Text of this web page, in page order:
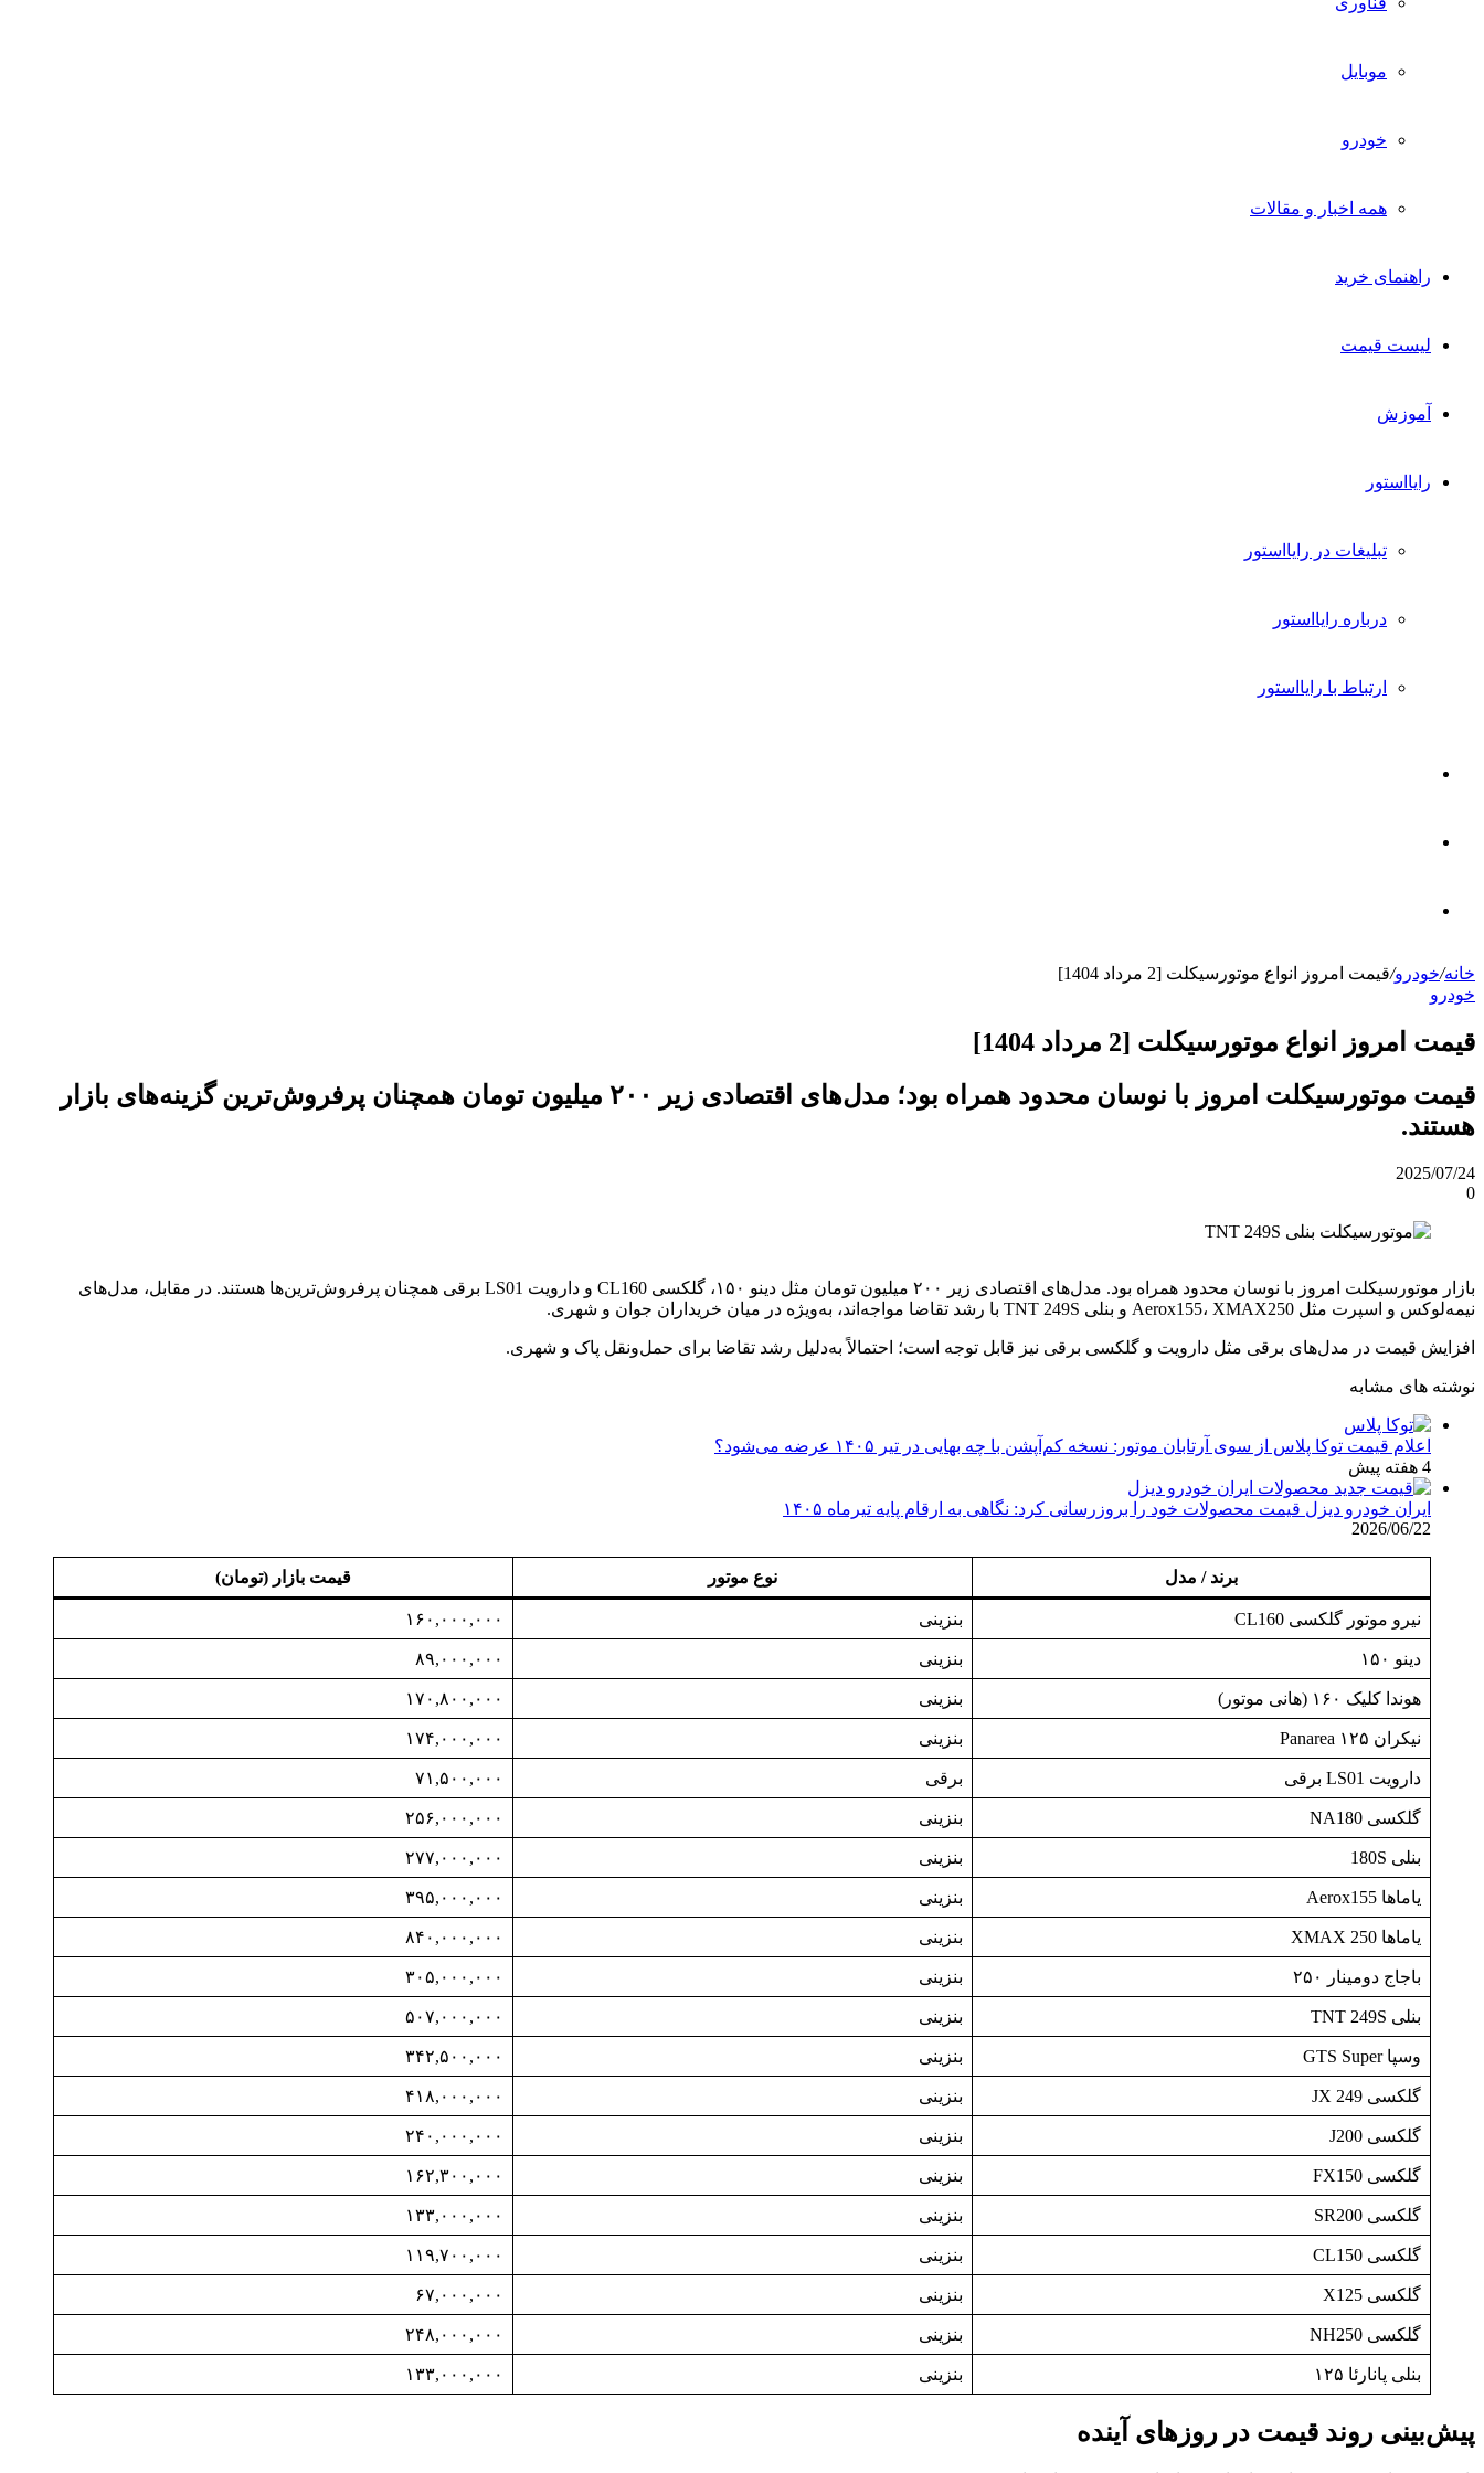
موبایل
خودرو
همه اخبار و مقالات
راهنمای خرید
لیست قیمت
آموزش
رایااستور
تبلیغات در رایااستور
درباره رایااستور
ارتباط با رایااستور
برای خانه/خودرو/قیمت امروز انواع موتورسیکلت [2 مرداد 1404]
خودرو
قیمت امروز انواع موتورسیکلت [2 مرداد 1404]
قیمت موتورسیکلت امروز با نوسان محدود همراه بود؛ مدل‌های اقتصادی زیر ۲۰۰ میلیون تومان همچنان پرفروش‌ترین گزینه‌های بازار
هستند.
2025/07/24
0
بازار موتورسیکلت امروز با نوسان محدود همراه بود. مدل‌های اقتصادی زیر ۲۰۰ میلیون تومان مثل دینو ۱۵۰، گلکسی CL160 و دارویت LS01 برقی همچنان پرفروش‌ترین‌ها هستند. در مقابل، مدل‌های
نیمه‌لوکس و اسپرت مثل Aerox155، XMAX250 و بنلی TNT 249S با رشد تقاضا مواجه‌اند، به‌ویژه در میان خریداران جوان و شهری.
افزایش قیمت در مدل‌های برقی مثل دارویت و گلکسی برقی نیز قابل توجه است؛ احتمالاً به‌دلیل رشد تقاضا برای حمل‌ونقل پاک و شهری.
نوشته های مشابه
اعلام قیمت توکا پلاس از سوی آرتابان موتور: نسخه کم‌آپشن با چه بهایی در تیر ۱۴۰۵ عرضه می‌شود؟
4 هفته پیش
ایران خودرو دیزل قیمت محصولات خود را بروزرسانی کرد: نگاهی به ارقام پایه تیرماه ۱۴۰۵
2026/06/22
برند / مدل نوع موتور قیمت بازار (تومان)
نیرو موتور گلکسی CL160 بنزینی ۱۶۰,۰۰۰,۰۰۰
دینو ۱۵۰ بنزینی ۸۹,۰۰۰,۰۰۰
هوندا کلیک ۱۶۰ (هانی موتور) بنزینی ۱۷۰,۸۰۰,۰۰۰
نیکران Panarea ۱۲۵ بنزینی ۱۷۴,۰۰۰,۰۰۰
دارویت LS01 برقی برقی ۷۱,۵۰۰,۰۰۰
گلکسی NA180 بنزینی ۲۵۶,۰۰۰,۰۰۰
بنلی 180S بنزینی ۲۷۷,۰۰۰,۰۰۰
یاماها Aerox155 بنزینی ۳۹۵,۰۰۰,۰۰۰
یاماها XMAX 250 بنزینی ۸۴۰,۰۰۰,۰۰۰
باجاج دومینار ۲۵۰ بنزینی ۳۰۵,۰۰۰,۰۰۰
بنلی TNT 249S بنزینی ۵۰۷,۰۰۰,۰۰۰
وسپا GTS Super بنزینی ۳۴۲,۵۰۰,۰۰۰
گلکسی JX 249 بنزینی ۴۱۸,۰۰۰,۰۰۰
گلکسی J200 بنزینی ۲۴۰,۰۰۰,۰۰۰
گلکسی FX150 بنزینی ۱۶۲,۳۰۰,۰۰۰
گلکسی SR200 بنزینی ۱۳۳,۰۰۰,۰۰۰
گلکسی CL150 بنزینی ۱۱۹,۷۰۰,۰۰۰
گلکسی X125 بنزینی ۶۷,۰۰۰,۰۰۰
گلکسی NH250 بنزینی ۲۴۸,۰۰۰,۰۰۰
بنلی پانارئا ۱۲۵ بنزینی ۱۳۳,۰۰۰,۰۰۰
پیش‌بینی روند قیمت در روزهای آینده